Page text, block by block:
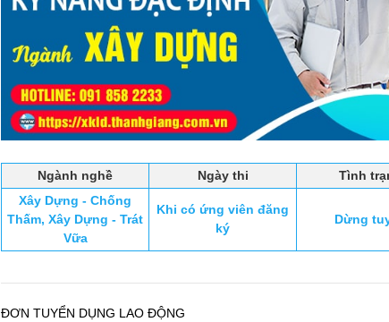
Ngành nghề Ngày thi Tình
Xây Dựng - Chống
Thấm, Xây Dựng - Trát
Vữa
Khi có ứng viên đăng
ký
Dừng
ĐƠN TUYỂN DỤNG LAO ĐỘNG